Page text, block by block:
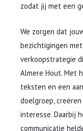
zodat jij met een
We zorgen dat
bezichtigingen
verkoopstrategie
Almere Hout. Met
teksten en een
doelgroep,
interesse. Daarbij
communicatie